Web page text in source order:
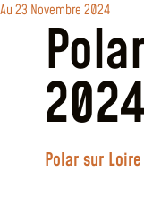
Au 23 Novembre 2024
2024
Polar sur Loire